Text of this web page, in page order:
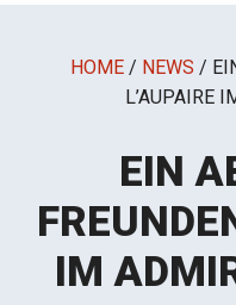
HOME / NEWS /
L’AUPAIRE
EIN
IM